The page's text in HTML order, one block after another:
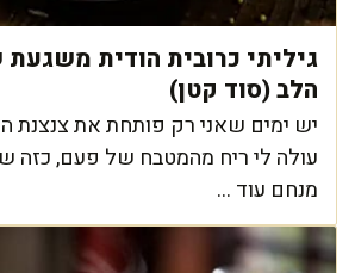
גיליתי כרובית הודית
הלב (סוד קטן)
יש ימים שאני רק פותחת את צנצנת
עולה לי ריח מהמטבח של פעם, כזה
מנחם עוד ...